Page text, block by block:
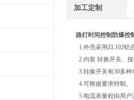
加工定制
路灯时间控制防爆控
1.外壳采用ZL102铝合
2.内装 转换开关、按
3.转换开关有30多种
4.可根据要求特制。
5.电流表量程由用户